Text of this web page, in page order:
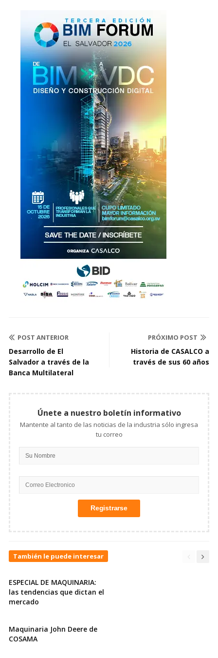
POST ANTERIOR
Desarrollo de El
Salvador a través de la
Banca Multilateral
PRÓXIMO POST
Historia de CASALCO a
través de sus 60 años
Únete a nuestro boletín informativo
Mantente al tanto de las noticias de la industria sólo ingresa
tu correo
También le puede interesar
ESPECIAL DE MAQUINARIA:
las tendencias que dictan el
mercado
Maquinaria John Deere de
COSAMA